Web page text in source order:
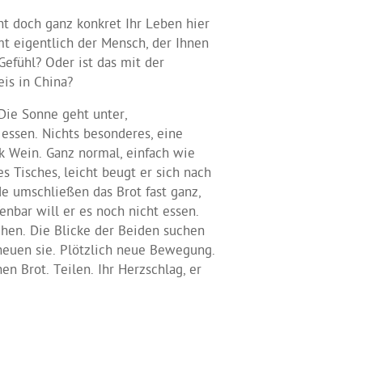
doch ganz konkret Ihr Leben hier
eigentlich der Mensch, der Ihnen
Oder ist das mit der
in China?
Sonne geht unter,
Nichts besonderes, eine
Wein. Ganz normal, einfach wie
Tisches, leicht beugt er sich nach
umschließen das Brot fast ganz,
will er es noch nicht essen.
Die Blicke der Beiden suchen
sie. Plötzlich neue Bewegung.
Brot. Teilen. Ihr Herzschlag, er